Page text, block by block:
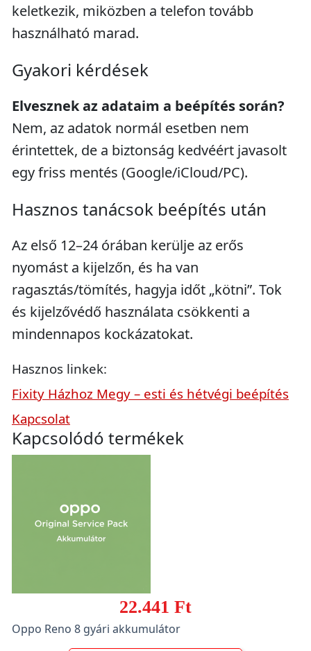
keletkezik, miközben a telefon tovább
használható marad.
Gyakori kérdések
Elvesznek az adataim a beépítés során?
Nem, az adatok normál esetben nem
érintettek, de a biztonság kedvéért javasolt
egy friss mentés (Google/iCloud/PC).
Hasznos tanácsok beépítés után
Az első 12–24 órában kerülje az erős
nyomást a kijelzőn, és ha van
ragasztás/tömítés, hagyja időt „kötni”. Tok
és kijelzővédő használata csökkenti a
mindennapos kockázatokat.
Hasznos linkek:
Fixity Házhoz Megy – esti és hétvégi beépítés
Kapcsolat
Kapcsolódó termékek
22.441 Ft
Oppo Reno 8 gyári akkumulátor